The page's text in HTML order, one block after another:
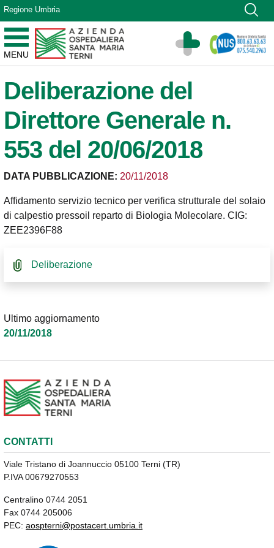
Vai ai contenuti
Vai al menu di navigazione
Vai al footer
Regione Umbria
MENU
Azienda Ospedaliera Santa Maria di Terni
Sito Istituzionale
Deliberazione del
Direttore Generale n.
553 del 20/06/2018
DATA PUBBLICAZIONE: 20/11/2018
Affidamento servizio tecnico per verifica strutturale del solaio
di calpestio pressoil reparto di Biologia Molecolare. CIG:
ZEE2396F88
Deliberazione
Ultimo aggiornamento
20/11/2018
CONTATTI
Viale Tristano di Joannuccio 05100 Terni (TR)
P.IVA 00679270553
Centralino 0744 2051
Fax 0744 205006
PEC: aospterni@postacert.umbria.it